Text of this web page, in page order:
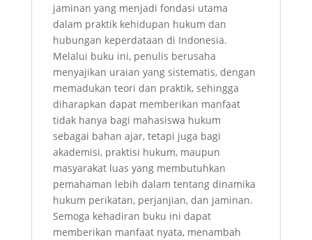
jaminan yang menjadi fondasi utama
dalam praktik kehidupan hukum dan
hubungan keperdataan di Indonesia.
Melalui buku ini, penulis berusaha
menyajikan uraian yang sistematis, dengan
memadukan teori dan praktik, sehingga
diharapkan dapat memberikan manfaat
tidak hanya bagi mahasiswa hukum
sebagai bahan ajar, tetapi juga bagi
akademisi, praktisi hukum, maupun
masyarakat luas yang membutuhkan
pemahaman lebih dalam tentang dinamika
hukum perikatan, perjanjian, dan jaminan.
Semoga kehadiran buku ini dapat
memberikan manfaat nyata, menambah